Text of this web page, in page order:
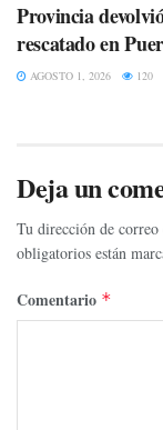
Provincia
rescatado en
AGOSTO 1, 2026 120
Deja un
Tu dirección de
obligatorios están
Comentario *